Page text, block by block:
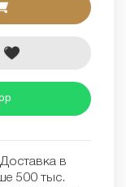
в
500 тыс.